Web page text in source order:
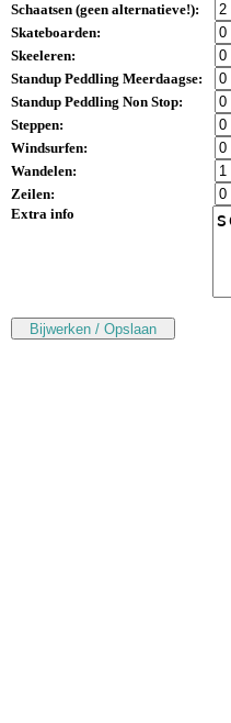
Schaatsen (geen alternatieve!):
Skateboarden:
Skeeleren:
Standup Peddling Meerdaagse:
Standup Peddling Non Stop:
Steppen:
Windsurfen:
Wandelen:
Zeilen:
Extra info